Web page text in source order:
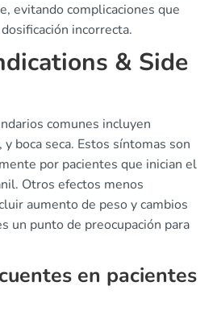
evitando complicaciones que
incorrecta.
& Side
comunes incluyen
boca seca. Estos síntomas son
por pacientes que inician el
Otros efectos menos
aumento de peso y cambios
un punto de preocupación para
en pacientes